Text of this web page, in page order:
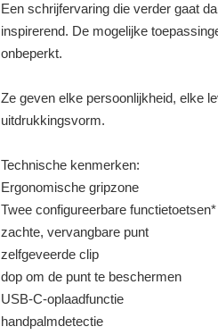
Een schrijfervaring die verder gaat
inspirerend. De mogelijke
onbeperkt.
Ze geven elke persoonlijkheid, elke
uitdrukkingsvorm.
Technische kenmerken:
Ergonomische gripzone
Twee configureerbare functietoetsen*
zachte, vervangbare punt
zelfgeveerde clip
dop om de punt te beschermen
USB-C-oplaadfunctie
handpalmdetectie